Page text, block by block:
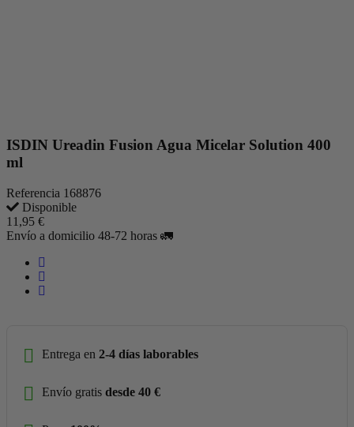
ISDIN Ureadin Fusion Agua Micelar Solution 400
ml
Referencia 168876
Disponible
11,95 €
Envío a domicilio 48-72 horas 🚛
Entrega en 2-4 días laborables
Envío gratis desde 40 €